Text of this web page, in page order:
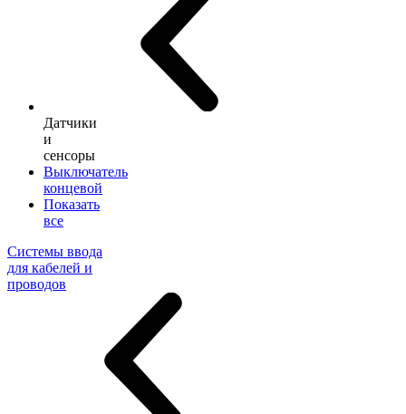
Датчики
и
сенсоры
Выключатель
концевой
Показать
все
Системы ввода
для кабелей и
проводов